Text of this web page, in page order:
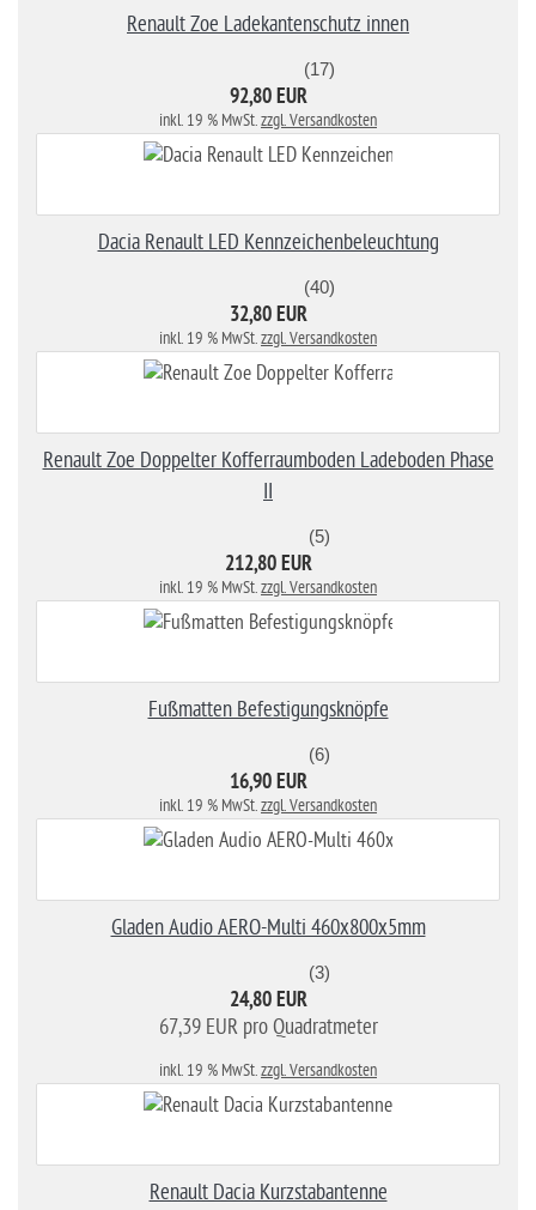
Renault Zoe Ladekantenschutz innen
(17)
92,80 EUR
inkl. 19 % MwSt.zzgl. Versandkosten
Dacia Renault LED Kennzeichenbeleuchtung
(40)
32,80 EUR
inkl. 19 % MwSt.zzgl. Versandkosten
Renault Zoe Doppelter Kofferraumboden Ladeboden Phase
II
(5)
212,80 EUR
inkl. 19 % MwSt.zzgl. Versandkosten
Fußmatten Befestigungsknöpfe
(6)
16,90 EUR
inkl. 19 % MwSt.zzgl. Versandkosten
Gladen Audio AERO-Multi 460x800x5mm
(3)
24,80 EUR
67,39 EUR pro Quadratmeter
inkl. 19 % MwSt.zzgl. Versandkosten
Renault Dacia Kurzstabantenne